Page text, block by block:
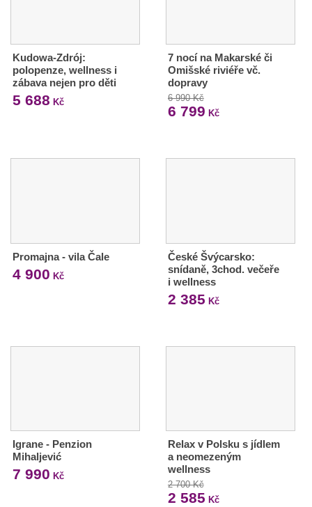
Kudowa-Zdrój:
polopenze, wellness i
zábava nejen pro děti
5 688 Kč
7 nocí na Makarské či
Omišské riviéře vč.
dopravy
6 990 Kč
6 799 Kč
Promajna - vila Čale
4 900 Kč
České Švýcarsko:
snídaně, 3chod. večeře
i wellness
2 385 Kč
Igrane - Penzion
Mihaljević
7 990 Kč
Relax v Polsku s jídlem
a neomezeným
wellness
2 700 Kč
2 585 Kč